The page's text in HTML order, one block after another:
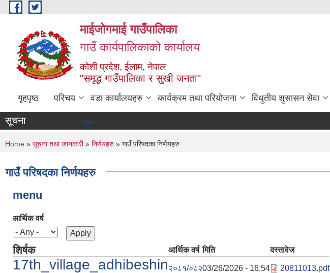
Skip to main content
माईजोगमाई गाउँपालिका
गाउँ कार्यपालिकाको कार्यालय
कोशी प्रदेश, ईलाम, नेपाल
"समृद्ध गाउँपालिका र सुखी जनता"
गृहपृष्ठ परिचय वडा कार्यालयहरु कार्यक्रम तथा परियोजना विधुतीय शुसासन सेवा
सूचना सूचना तथा समाचार
You are here
Home » सूचना तथा जानकारी» निर्णयहरु » गाउँ परिषदका निर्णयहरु
गाउँ परिषदका निर्णयहरु
menu
आर्थिक वर्ष
शिर्षक आर्थिक वर्ष मिति दस्तावेज
17th_village_adhibeshin२०८१/०८२03/26/2026 - 16:54 20811013.pdf